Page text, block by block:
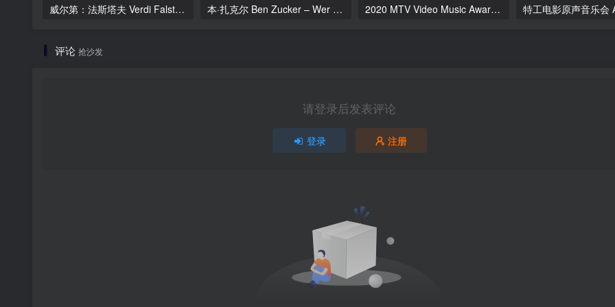
威尔第：法斯塔夫 Verdi Falstaff 2012 [BDMV 36.4GB] 本·扎克尔 Ben Zucker – Wer sagt das! Zugabe! 2020 [BDISO 31.6GB] 2020 MTV Video Music Awards 简称 2020 VMA [HDTV TS 16GB]
评论 抢沙发
请登录后发表评论
登录 注册